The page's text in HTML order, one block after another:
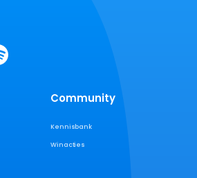
Community
Kennisbank
Winacties